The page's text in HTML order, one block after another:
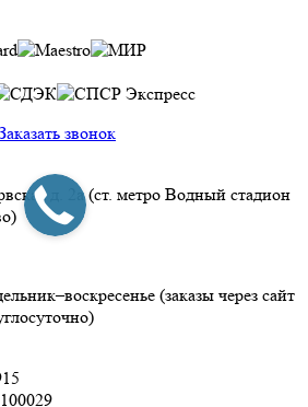
звонок
д.
2а(ст. метро Водный стадион
(заказы через сайт